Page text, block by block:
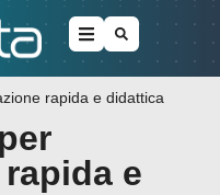
rapida e didattica
e